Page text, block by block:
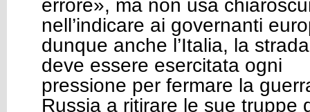
errore», ma non usa
nell’indicare ai governanti
dunque anche l’Italia, la
deve essere esercitata ogni
pressione per fermare la
Russia a ritirare le sue truppe